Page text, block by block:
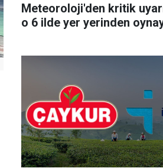
Meteoroloji'den kritik
o 6 ilde yer yerinden